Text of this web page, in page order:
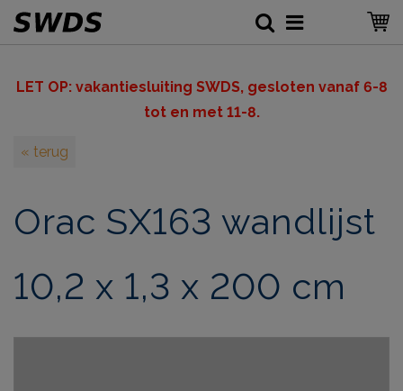
LET OP: vakantiesluiting SWDS, gesloten vanaf 6-8
tot en met 11-8.
« terug
Orac SX163 wandlijst
10,2 x 1,3 x 200 cm